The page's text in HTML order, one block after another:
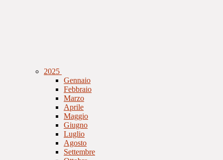
2025
Gennaio
Febbraio
Marzo
Aprile
Maggio
Giugno
Luglio
Agosto
Settembre